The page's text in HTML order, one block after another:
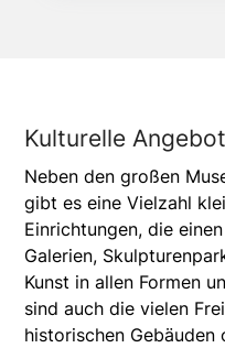
Kulturelle
Neben den großen
gibt es eine Vielzahl
Einrichtungen, die
Galerien,
Kunst in allen Formen
sind auch die vielen
historischen